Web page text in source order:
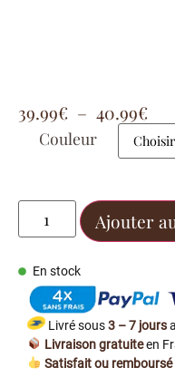
39.99€ – 40.99€
Couleur
Ajouter
En stock
Livré sous3 – 7 jours
Livraison gratuiteen
Satisfait ou remboursé